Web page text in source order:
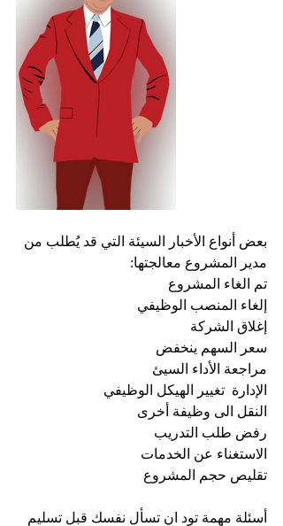
بعض أنواع الأخبار السيئة التي قد يُطلب من
مدير المشروع معالجتها:
تم الغاء المشروع
إلغاء المنصب الوظيفي
إغلاق الشركة
سعر السهم ينخفض
مراجعة الأداء السيئ
الإدارة  تغيير الهيكل الوظيفي
النقل الى وظيفة أخرى
رفض طلب التدريب
الاستغناء عن الخدمات
تقليص حجم المشروع
أسئلة مهمة تود ان تسأل نفسك قبل تسليم